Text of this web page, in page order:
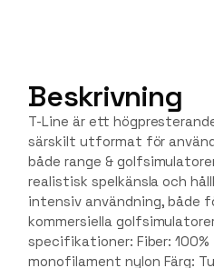
Beskrivning
T-Line är ett
särskilt utformat för
både range &
realistisk spelkänsla och
intensiv användning, både
kommersiella
specifikationer: Fiber:
monofilament nylon Färg: